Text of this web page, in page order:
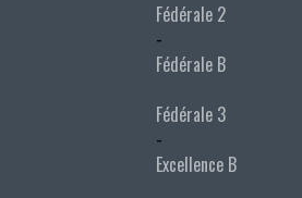
Fédérale 2
-
Fédérale B
Fédérale 3
-
Excellence B